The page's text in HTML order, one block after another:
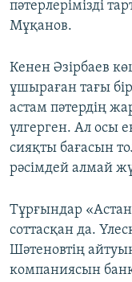
пәтерлерімізді
Мұқанов.
Кенен Әзірбаев
ұшыраған тағы
астам пәтердің
үлгерген. Ал осы
сияқты бағасын
рәсімдей алмай
Тұрғындар
соттасқан да.
Шәтеновтің
компаниясын